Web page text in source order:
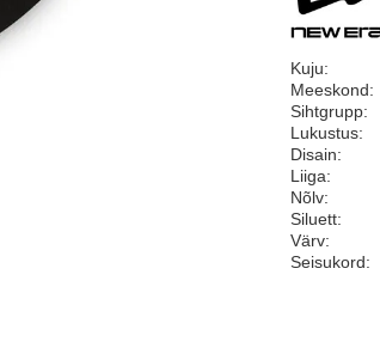
Kuju:
Meeskond:
Sihtgrupp:
Lukustus:
Disain:
Liiga:
Nõlv:
Siluett:
Värv:
Seisukord: